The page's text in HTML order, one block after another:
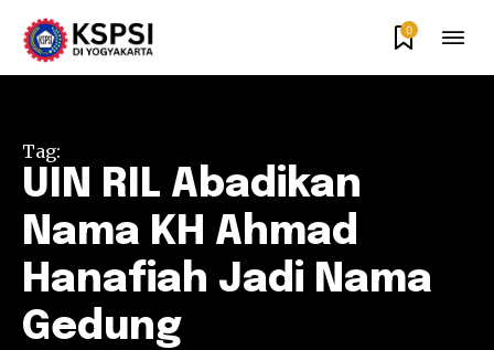
0
Tag:
UIN RIL Abadikan
Nama KH Ahmad
Hanafiah Jadi Nama
Gedung